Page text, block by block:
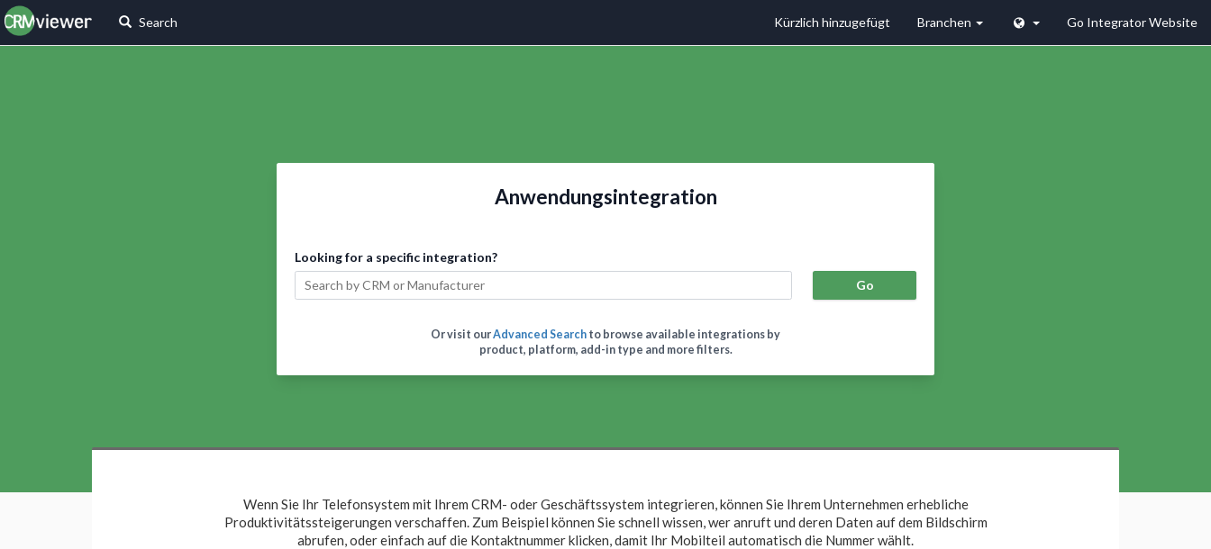
Search Kürzlich hinzugefügt Branchen Go Integrator Website
Anwendungsintegration
Looking for a specific integration?
Go
Or visit ourAdvanced Search to browse available integrations by
product, platform, add-in type and more filters.
Wenn Sie Ihr Telefonsystem mit Ihrem CRM- oder Geschäftssystem integrieren, können Sie Ihrem Unternehmen erhebliche
Produktivitätssteigerungen verschaffen. Zum Beispiel können Sie schnell wissen, wer anruft und deren Daten auf dem Bildschirm
abrufen, oder einfach auf die Kontaktnummer klicken, damit Ihr Mobilteil automatisch die Nummer wählt.